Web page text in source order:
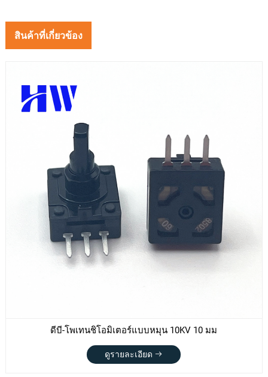
สินค้าที่เกี่ยวข้อง
ดีบี-โพเทนชิโอมิเตอร์แบบหมุน 10KV 10 มม
ดูรายละเอียด